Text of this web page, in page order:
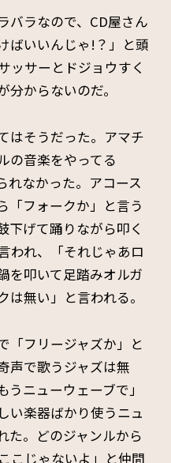
バラなので、CD屋さん
ばいいんじゃ!？」と頭
ッサーとドジョウすく
からないのだ。
はそうだった。アマチ
の音楽をやってる
れなかった。アコース
「フォークか」と言う
下げて踊りながら叩く
われ、「それじゃあロ
を叩いて足踏みオルガ
無い」と言われる。
「フリージャズか」と
声で歌うジャズは無
ニューウェーブで」
い楽器ばかり使うニュ
た。どのジャンルから
こじゃないよ」と仲間